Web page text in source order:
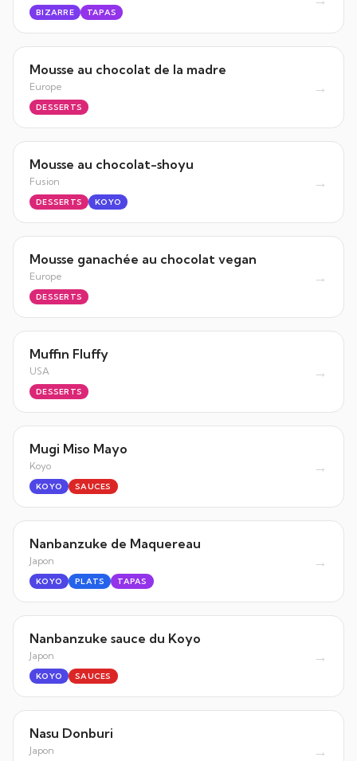
BIZARRE TAPAS
Mousse au chocolat de la madre
Europe
DESSERTS
→
Mousse au chocolat-shoyu
Fusion
DESSERTS KOYO
→
Mousse ganachée au chocolat vegan
Europe
DESSERTS
→
Muffin Fluffy
USA
DESSERTS
→
Mugi Miso Mayo
Koyo
KOYO SAUCES
→
Nanbanzuke de Maquereau
Japon
KOYO PLATS TAPAS
→
Nanbanzuke sauce du Koyo
Japon
KOYO SAUCES
→
Nasu Donburi
Japon →